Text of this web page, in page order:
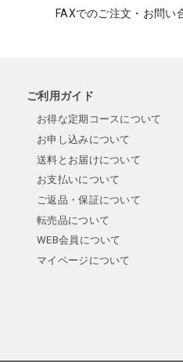
FAXでのご注文・お問い
ご利用ガイド
お得な定期コースについて
お申し込みについて
送料とお届けについて
お支払いについて
ご返品・保証について
転売品について
WEB会員について
マイページについて